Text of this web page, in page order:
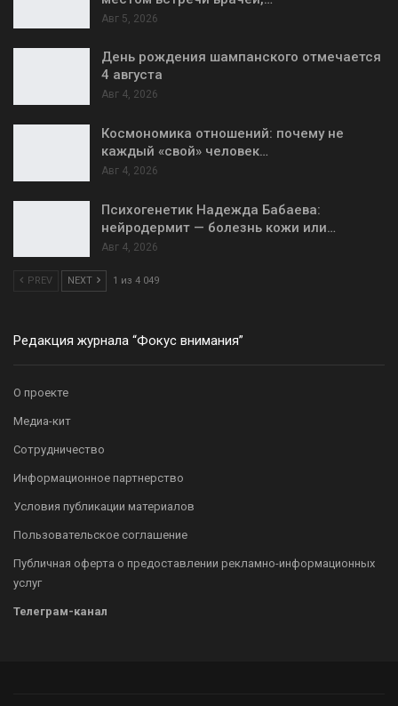
Авг 5, 2026
День рождения шампанского отмечается
4 августа
Авг 4, 2026
Космономика отношений: почему не
каждый «свой» человек…
Авг 4, 2026
Психогенетик Надежда Бабаева:
нейродермит — болезнь кожи или…
Авг 4, 2026
PREV NEXT 1 из 4 049
Редакция журнала “Фокус внимания”
О проекте
Медиа-кит
Сотрудничество
Информационное партнерство
Условия публикации материалов
Пользовательское соглашение
Публичная оферта о предоставлении рекламно-информационных
услуг
Телеграм-канал